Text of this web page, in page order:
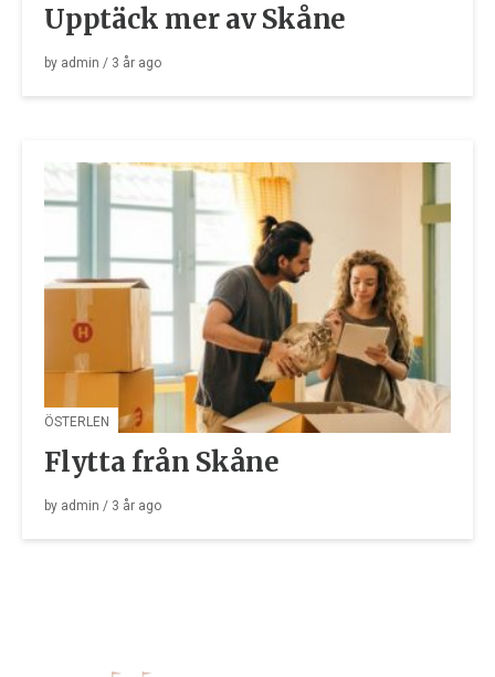
Upptäck mer av Skåne
by admin / 3 år ago
ÖSTERLEN
Flytta från Skåne
by admin / 3 år ago